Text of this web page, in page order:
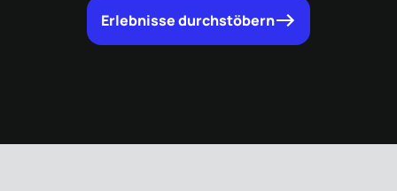
Erlebnisse durchstöbern